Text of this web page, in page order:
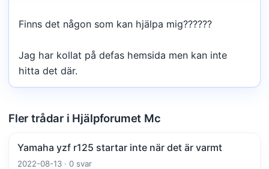
Finns det någon som kan hjälpa mig??????
Jag har kollat på defas hemsida men kan inte
hitta det där.
Fler trådar i Hjälpforumet Mc
Yamaha yzf r125 startar inte när det är varmt
2022-08-13 · 0 svar